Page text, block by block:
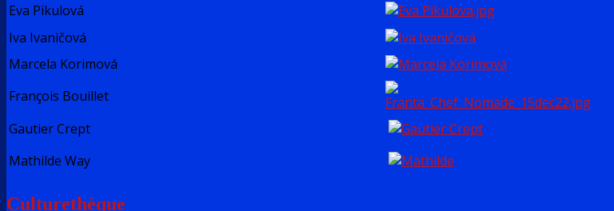
Eva Pikulová
Iva Ivaničová
Marcela Korimová
François Bouillet
Gautier Crept
Mathilde Way
Culturethèque